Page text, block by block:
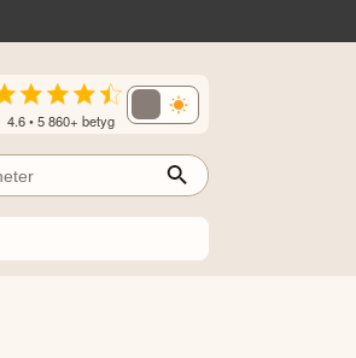
4.6 • 5 860+ betyg